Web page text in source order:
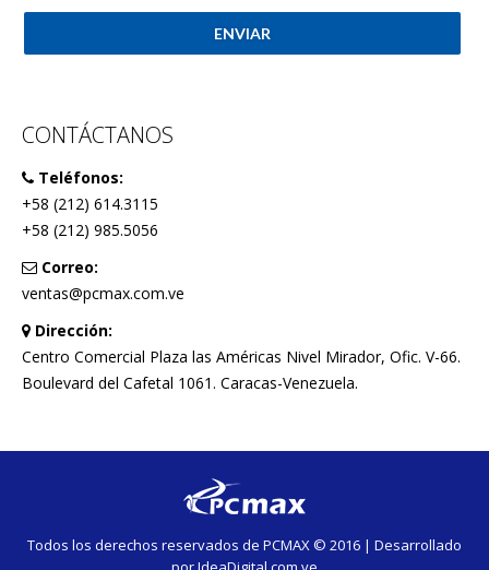
ENVIAR
CONTÁCTANOS
Teléfonos:
+58 (212) 614.3115
+58 (212) 985.5056
Correo:
ventas@pcmax.com.ve
Dirección:
Centro Comercial Plaza las Américas Nivel Mirador, Ofic. V-66.
Boulevard del Cafetal 1061. Caracas-Venezuela.
Todos los derechos reservados de PCMAX © 2016 | Desarrollado